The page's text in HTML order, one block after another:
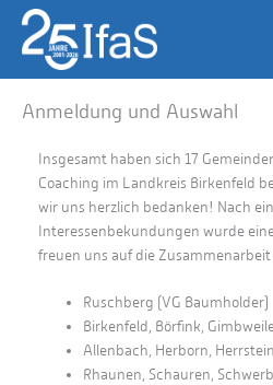
Zum
Inhalt
springen
Anmeldung und Auswahl
Insgesamt haben sich 17
Coaching im Landkreis Birkenfeld
wir uns herzlich bedanken! Nach
Interessenbekundungen wurde
freuen uns auf die
Ruschberg (VG Baumholder)
Birkenfeld, Börfink,
Allenbach, Herborn,
Rhaunen, Schauren,